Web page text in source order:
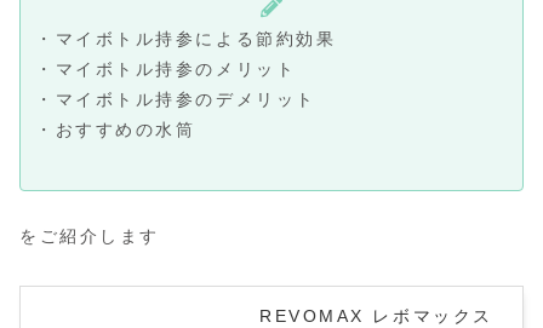
・マイボトル持参による節約効果
・マイボトル持参のメリット
・マイボトル持参のデメリット
・おすすめの水筒
をご紹介します
REVOMAX レボマックス